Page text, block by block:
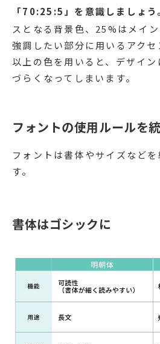
「70:25:5」を意識しましょう
スとなる背景色、25%はメイ
強調したい部分に用いるアク
以上の色を用いると、デザイ
づらくなってしまいます。
フォントの使用ルールを
フォントは書体やサイズなど
す。
書体はゴシックに